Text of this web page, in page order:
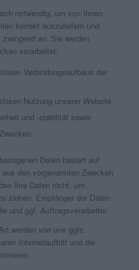
notwendig, um von Ihnen
korrekt auszuliefern und
an. Sie werden
verarbeitet:
Verbindungsaufbaus der
Nutzung unserer Website,
und -stabilität sowie
Daten basiert auf
den vorgenannten Zwecken
Ihre Daten nicht, um
ziehen. Empfänger der Daten
und ggf. Auftragsverarbeiter.
werden von uns ggfs.
Internetauftritt und die